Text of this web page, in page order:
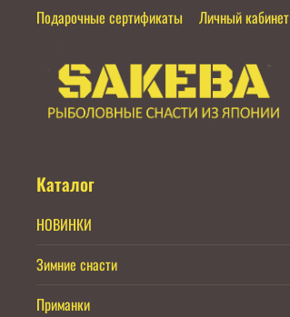
Подарочные сертификаты Личный кабинет
Каталог
НОВИНКИ
Зимние снасти
Приманки